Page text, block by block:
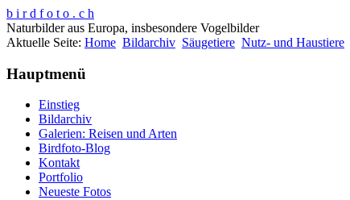
b i r d f o t o . c h
Naturbilder aus Europa, insbesondere Vogelbilder
Aktuelle Seite: Home Bildarchiv Säugetiere Nutz- und Haustiere
Hauptmenü
Einstieg
Bildarchiv
Galerien: Reisen und Arten
Birdfoto-Blog
Kontakt
Portfolio
Neueste Fotos